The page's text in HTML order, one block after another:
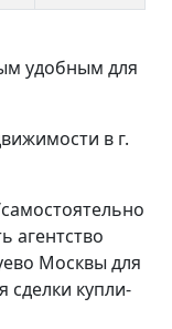
удобным для
в г.
агентство
Москвы для
сделки купли-